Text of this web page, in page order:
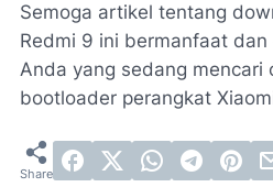
Semoga artikel tentang
Redmi 9 ini bermanfaat
Anda yang sedang mencari
bootloader perangkat